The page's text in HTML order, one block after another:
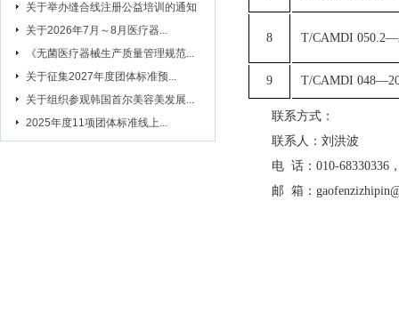
关于举办缝合线注册公益培训的通知
关于2026年7月～8月医疗器...
《无菌医疗器械生产质量管理规范...
关于征集2027年度团体标准预...
关于组织参观韩国首尔美容美发展...
2025年度11项团体标准线上...
8 T/CAMDI
9 T/CAMDI
联系方式：
联系人：刘洪波
电 话：010-68330336
邮 箱：